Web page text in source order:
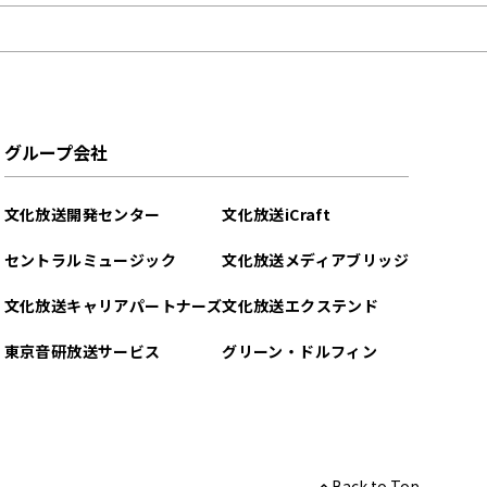
グループ会社
文化放送開発センター
セントラルミュージック
文化放送キャリアパートナーズ
東京音研放送サービス
文化放送iCraft
文化放送メディアブリッジ
文化放送エクステンド
グリーン・ドルフィン